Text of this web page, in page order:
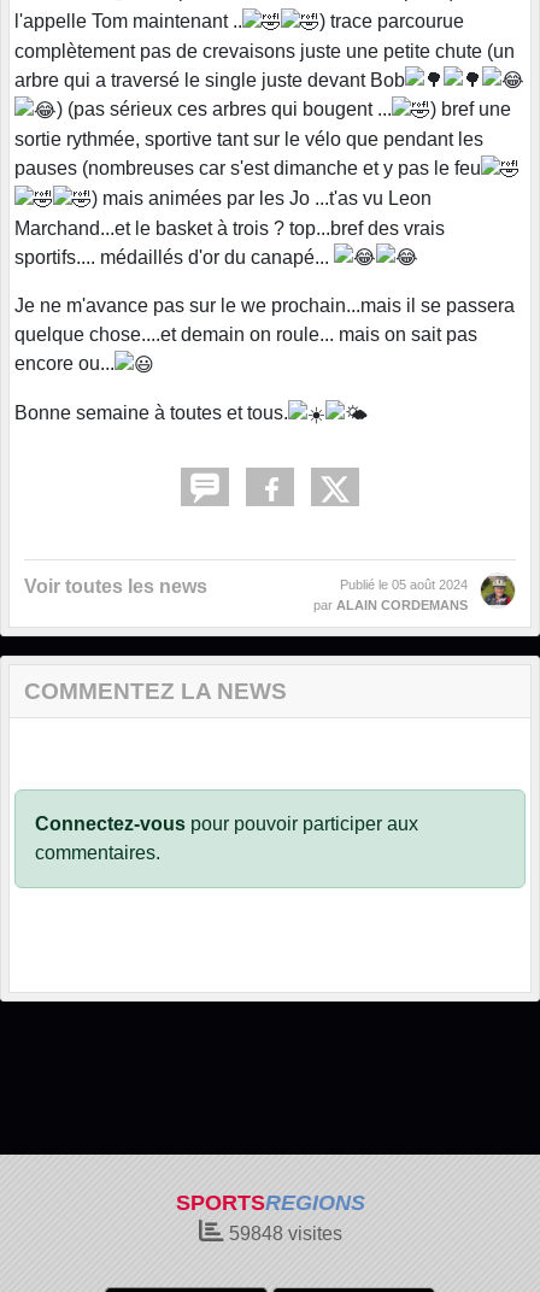
l'appelle Tom maintenant ..
) trace parcourue
complètement pas de crevaisons juste une petite chute (un
arbre qui a traversé le single juste devant Bob
) (pas sérieux ces arbres qui bougent ...
) bref une
sortie rythmée, sportive tant sur le vélo que pendant les
pauses (nombreuses car s'est dimanche et y pas le feu
) mais animées par les Jo ...t'as vu Leon
Marchand...et le basket à trois ? top...bref des vrais
sportifs.... médaillés d'or du canapé...
Je ne m'avance pas sur le we prochain...mais il se passera
quelque chose....et demain on roule... mais on sait pas
encore ou...
Bonne semaine à toutes et tous.
Voir toutes les news Publié le 05 août 2024
par ALAIN CORDEMANS
COMMENTEZ LA NEWS
Connectez-vous pour pouvoir participer aux
commentaires.
SPORTSREGIONS
59848visites